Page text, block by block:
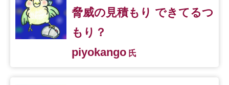
脅威の見積もり できてるつ
もり？
piyokango 氏